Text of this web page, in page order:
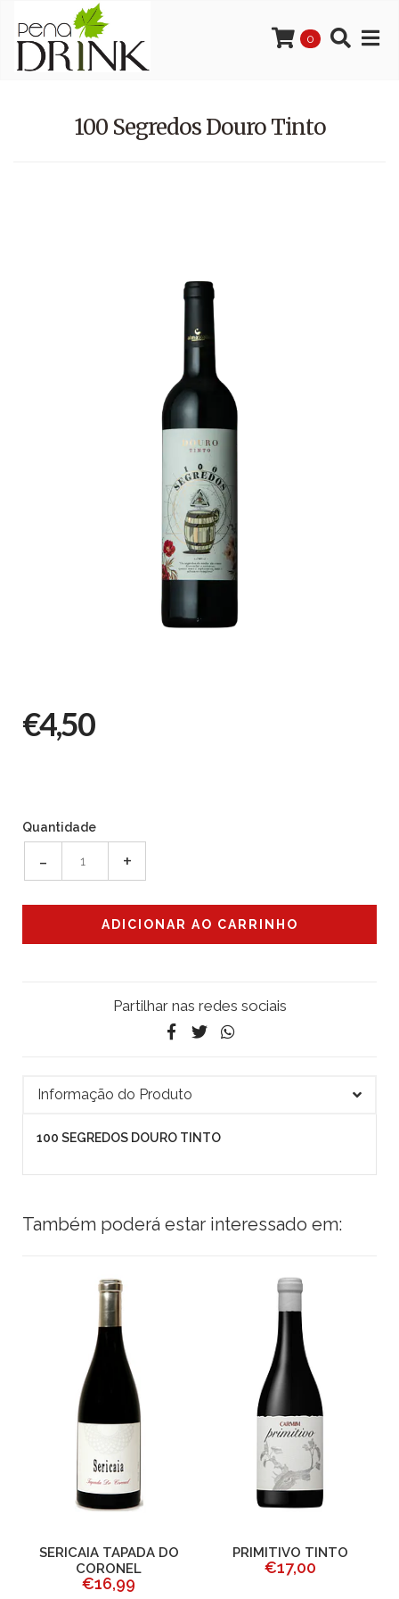
0
100 Segredos Douro Tinto
€4,50
Quantidade
- +
Partilhar nas redes sociais
Informação do Produto
100 SEGREDOS DOURO TINTO
Também poderá estar interessado em:
SERICAIA TAPADA DO
CORONEL
€16,99
PRIMITIVO TINTO
€17,00